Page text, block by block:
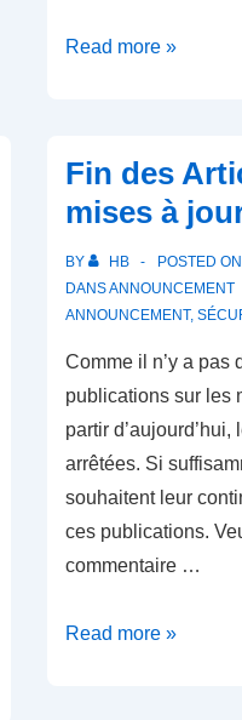
Comment
C
du
processeur
sans
installer
d’outils
supplémentaires,
Read more »
Fin des
mises à
BY HB POSTED ON
DANSANNOUNCEMENT
ANNOUNCEMENT,
Comme il n’y a pas
publications sur les
partir
arrêtées. Si
souhaitent leur
ces publications.
commentaire …
Fin
Read more »